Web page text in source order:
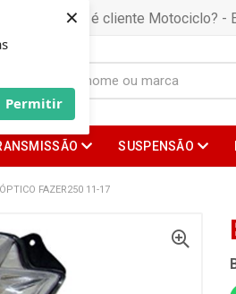
Permitir
×Já é cliente Motociclo? -
SUSPENSÃO
FAZER250 11-17